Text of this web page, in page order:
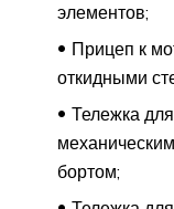
элементов;
Прицеп к
откидными
Тележка
бортом;